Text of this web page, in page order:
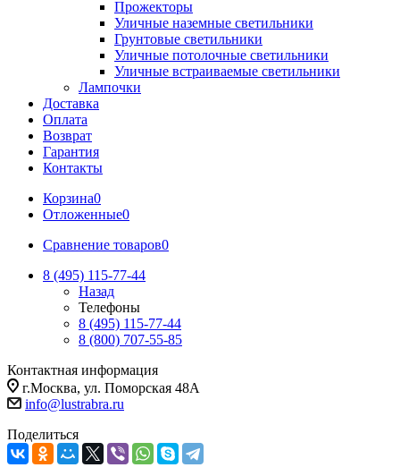
Прожекторы
Уличные наземные светильники
Грунтовые светильники
Уличные потолочные светильники
Уличные встраиваемые светильники
Лампочки
Доставка
Оплата
Возврат
Гарантия
Контакты
Корзина0
Отложенные0
Сравнение товаров0
8 (495) 115-77-44
Назад
Телефоны
8 (495) 115-77-44
8 (800) 707-55-85
Контактная информация
г.Москва, ул. Поморская 48А
info@lustrabra.ru
Поделиться